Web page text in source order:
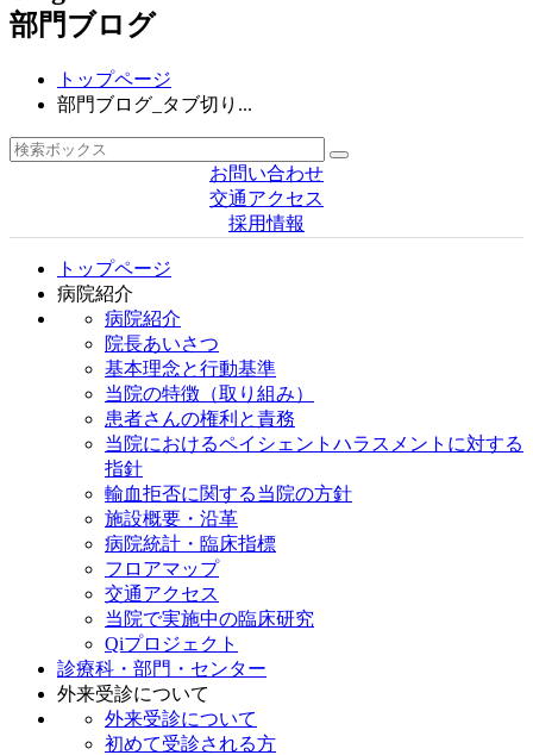
部門ブログ
トップページ
部門ブログ_タブ切り...
お問い合わせ
交通アクセス
採用情報
トップページ
病院紹介
病院紹介
院長あいさつ
基本理念と行動基準
当院の特徴（取り組み）
患者さんの権利と責務
当院におけるペイシェントハラスメントに対する
指針
輸血拒否に関する当院の方針
施設概要・沿革
病院統計・臨床指標
フロアマップ
交通アクセス
当院で実施中の臨床研究
Qiプロジェクト
診療科・部門・センター
外来受診について
外来受診について
初めて受診される方